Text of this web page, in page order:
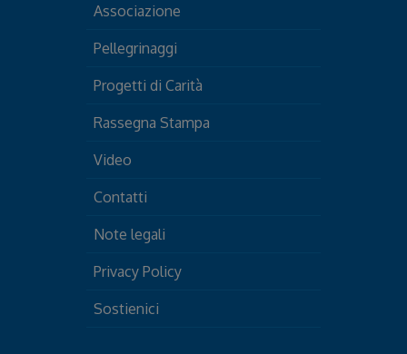
Associazione
Pellegrinaggi
Progetti di Carità
Rassegna Stampa
Video
Contatti
Note legali
Privacy Policy
Sostienici